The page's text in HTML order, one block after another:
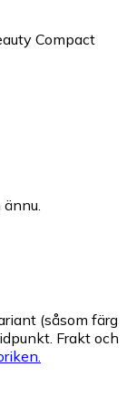
Compact
(såsom färg
Frakt och